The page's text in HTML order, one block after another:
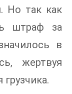
Но так как
штраф за
в
жертвуя